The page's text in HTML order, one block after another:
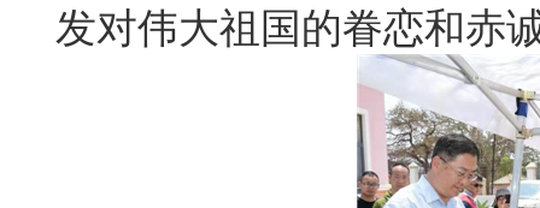
发对伟大祖国的眷恋和赤